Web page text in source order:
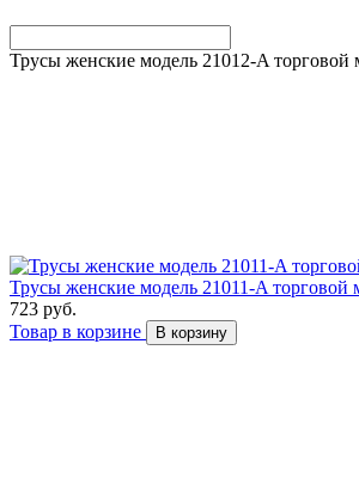
Трусы женские модель 21012-A торговой
Трусы женские модель 21011-A торговой
723 руб.
Товар в корзине
В корзину